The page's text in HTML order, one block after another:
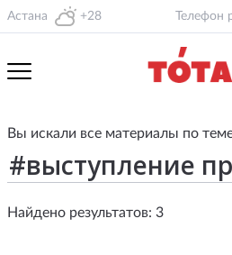
Астана +28 Телефон
Вы искали все материалы по
Найдено результатов: 3